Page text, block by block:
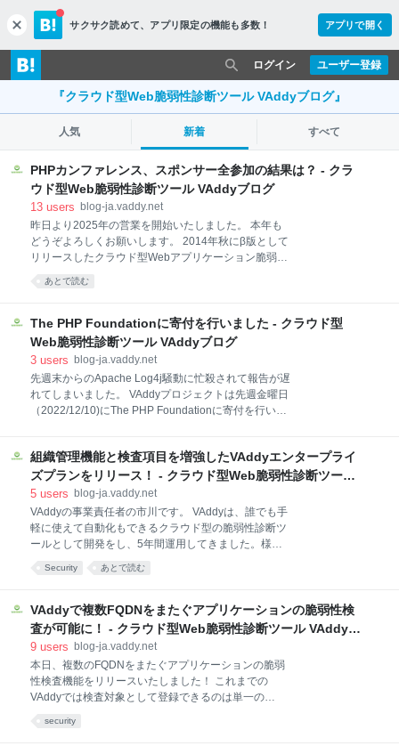
c
l
o
s
サクサク読めて、 アプリ限定の機能も多数！ アプリで開く
ユーザー登録
ログイン
『クラウド型Web脆弱性診断ツール VAddyブログ』
人気 新着 すべて
PHPカンファレンス、スポンサー全参加の結果は？ - クラ
ウド型Web脆弱性診断ツール VAddyブログ
13 users blog-ja.vaddy.net
昨日より2025年の営業を開始いたしました。 本年も
どうぞよろしくお願いします。 2014年秋にβ版として
リリースしたクラウド型Webアプリケーション脆弱性
診断ツール『VAddy』は、無事に11年目を迎えること
になりました。VAddyは、自社で開発から販売までを
もチャレンジングな存在です。 リリース当初、販売や
マーケティングについては手探りの状態でした。当時
は脆弱性診断ツール自体が限られた業種にしか知られ
しかったのです。しかし現在では、『クラウド型Web
アプリケーション脆弱性診断ツール』というジャンル
において一定の認知を得ることができたのではないか
カンファレンスへのスポンサー参加が重要な役割を果
たしてきました。2024年には「すべてのPHP
あとで読む
The PHP Foundationに寄付を行いました - クラウド型
Web脆弱性診断ツール VAddyブログ
3 users blog-ja.vaddy.net
先週末からのApache Log4j騒動に忙殺されて報告が遅
れてしまいました。 VAddyプロジェクトは先週金曜日
（2022/12/10)にThe PHP Foundationに寄付を行いま
通りVAddyとPHPは切っても切り離せない関係であ
り、私たちが愛して利用しているPHPからは多くの恩
恵を受けています。 またVAddyリリース当初は、PHP
カンファレンス、PHPer Kaigiなど日本のPHPコミュ
ニティのメンバーからオフライン・オンライン問わず
多くの応援の言葉や助言をいただきました。初めて
西2014のLTで、以前開催していたVAddyミートアップ
組織管理機能と検査項目を増強したVAddyエンタープライ
ズプランをリリース！ - クラウド型Web脆弱性診断ツール
VAddyブログ
5 users blog-ja.vaddy.net
VAddyの事業責任者の市川です。 VAddyは、誰でも手
軽に使えて自動化もできるクラウド型の脆弱性診断ツ
ールとして開発をし、5年間運用してきました。様々
なWebアプリケーションの検査に対応できるようにチ
ューニングし続け、加えてプライベートネット版対
複数FQDN対応などを行なってきました。今までは、
よりうまく検査を行う方向での改善を続けてきてい
て、今後もこの方向は変わりません。 この1年ぐらい
になりました。組織内のアカウント管理でしっかりし
た運用をしている企業では、VAddyのチーム機能では
不十分なケースや、検査項目をもう少し増やして欲し
いという要望が目立ってきました。今回のエンタープ
Security あとで読む
VAddyで複数FQDNをまたぐアプリケーションの脆弱性検
査が可能に！ - クラウド型Web脆弱性診断ツール VAddyブ
ログ
9 users blog-ja.vaddy.net
本日、複数のFQDNをまたぐアプリケーションの脆弱
性検査機能をリリースいたしました！ これまでの
VAddyでは検査対象として登録できるのは単一の
が、本日リリースした機能によって複数のFQDNから
security